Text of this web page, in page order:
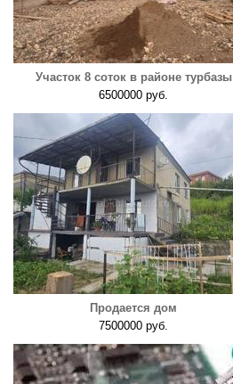
Участок 8 соток в районе турбазы
6500000 руб.
Продается дом
7500000 руб.